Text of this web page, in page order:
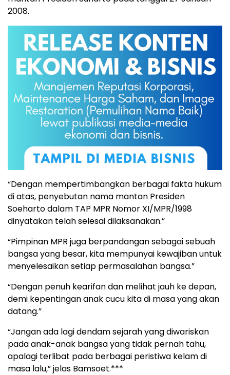
2008.
“Dengan mempertimbangkan berbagai fakta hukum
di atas, penyebutan nama mantan Presiden
Soeharto dalam TAP MPR Nomor XI/MPR/1998
dinyatakan telah selesai dilaksanakan.”
“Pimpinan MPR juga berpandangan sebagai sebuah
bangsa yang besar, kita mempunyai kewajiban untuk
menyelesaikan setiap permasalahan bangsa.”
“Dengan penuh kearifan dan melihat jauh ke depan,
demi kepentingan anak cucu kita di masa yang akan
datang.”
“Jangan ada lagi dendam sejarah yang diwariskan
pada anak-anak bangsa yang tidak pernah tahu,
apalagi terlibat pada berbagai peristiwa kelam di
masa lalu,” jelas Bamsoet.***